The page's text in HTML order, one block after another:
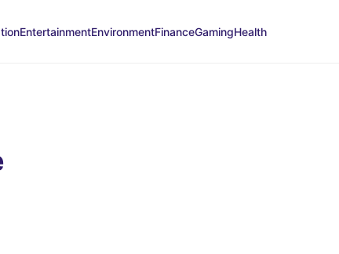
EntertainmentEnvironmentFinanceGamingHealth